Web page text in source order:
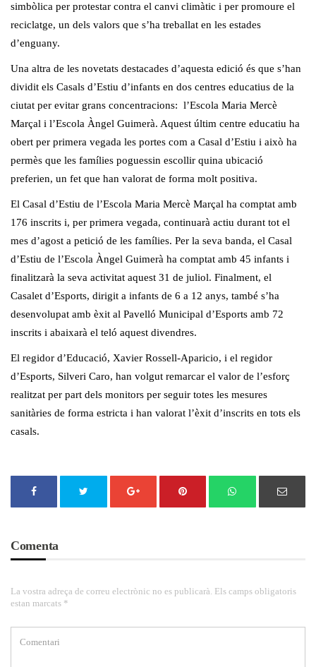
simbòlica per protestar contra el canvi climàtic i per promoure el
reciclatge, un dels valors que s’ha treballat en les estades
d’enguany.
Una altra de les novetats destacades d’aquesta edició és que s’han
dividit els Casals d’Estiu d’infants en dos centres educatius de la
ciutat per evitar grans concentracions: l’Escola Maria Mercè
Marçal i l’Escola Àngel Guimerà. Aquest últim centre educatiu ha
obert per primera vegada les portes com a Casal d’Estiu i això ha
permès que les famílies poguessin escollir quina ubicació
preferien, un fet que han valorat de forma molt positiva.
El Casal d’Estiu de l’Escola Maria Mercè Marçal ha comptat amb
176 inscrits i, per primera vegada, continuarà actiu durant tot el
mes d’agost a petició de les famílies. Per la seva banda, el Casal
d’Estiu de l’Escola Àngel Guimerà ha comptat amb 45 infants i
finalitzarà la seva activitat aquest 31 de juliol. Finalment, el
Casalet d’Esports, dirigit a infants de 6 a 12 anys, també s’ha
desenvolupat amb èxit al Pavelló Municipal d’Esports amb 72
inscrits i abaixarà el teló aquest divendres.
El regidor d’Educació, Xavier Rossell-Aparicio, i el regidor
d’Esports, Silveri Caro, han volgut remarcar el valor de l’esforç
realitzat per part dels monitors per seguir totes les mesures
sanitàries de forma estricta i han valorat l’èxit d’inscrits en tots els
casals.
Comenta
La vostra adreça de correu electrònic no es publicarà. Els camps obligatoris
estan marcats *